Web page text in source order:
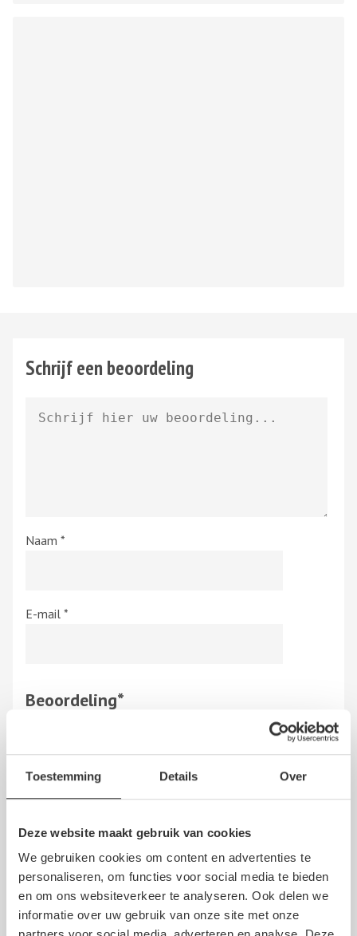
Toestemming Details Over
Deze website maakt gebruik van cookies
We gebruiken cookies om content en advertenties te
personaliseren, om functies voor social media te bieden
en om ons websiteverkeer te analyseren. Ook delen we
informatie over uw gebruik van onze site met onze
Schrijf een beoordeling
Naam *
E-mail *
Beoordeling*
Hierbij bevestig ik dat de review is gebaseerd op mijn
eigen ervaring en ik heb geen vergoeding en/of andere
persoon dan wel derden, om dit bedrijf te beoordelen.
voorwaarden en dedisclaimervan NoQ B.V. van
overeenkomstige toepassing.